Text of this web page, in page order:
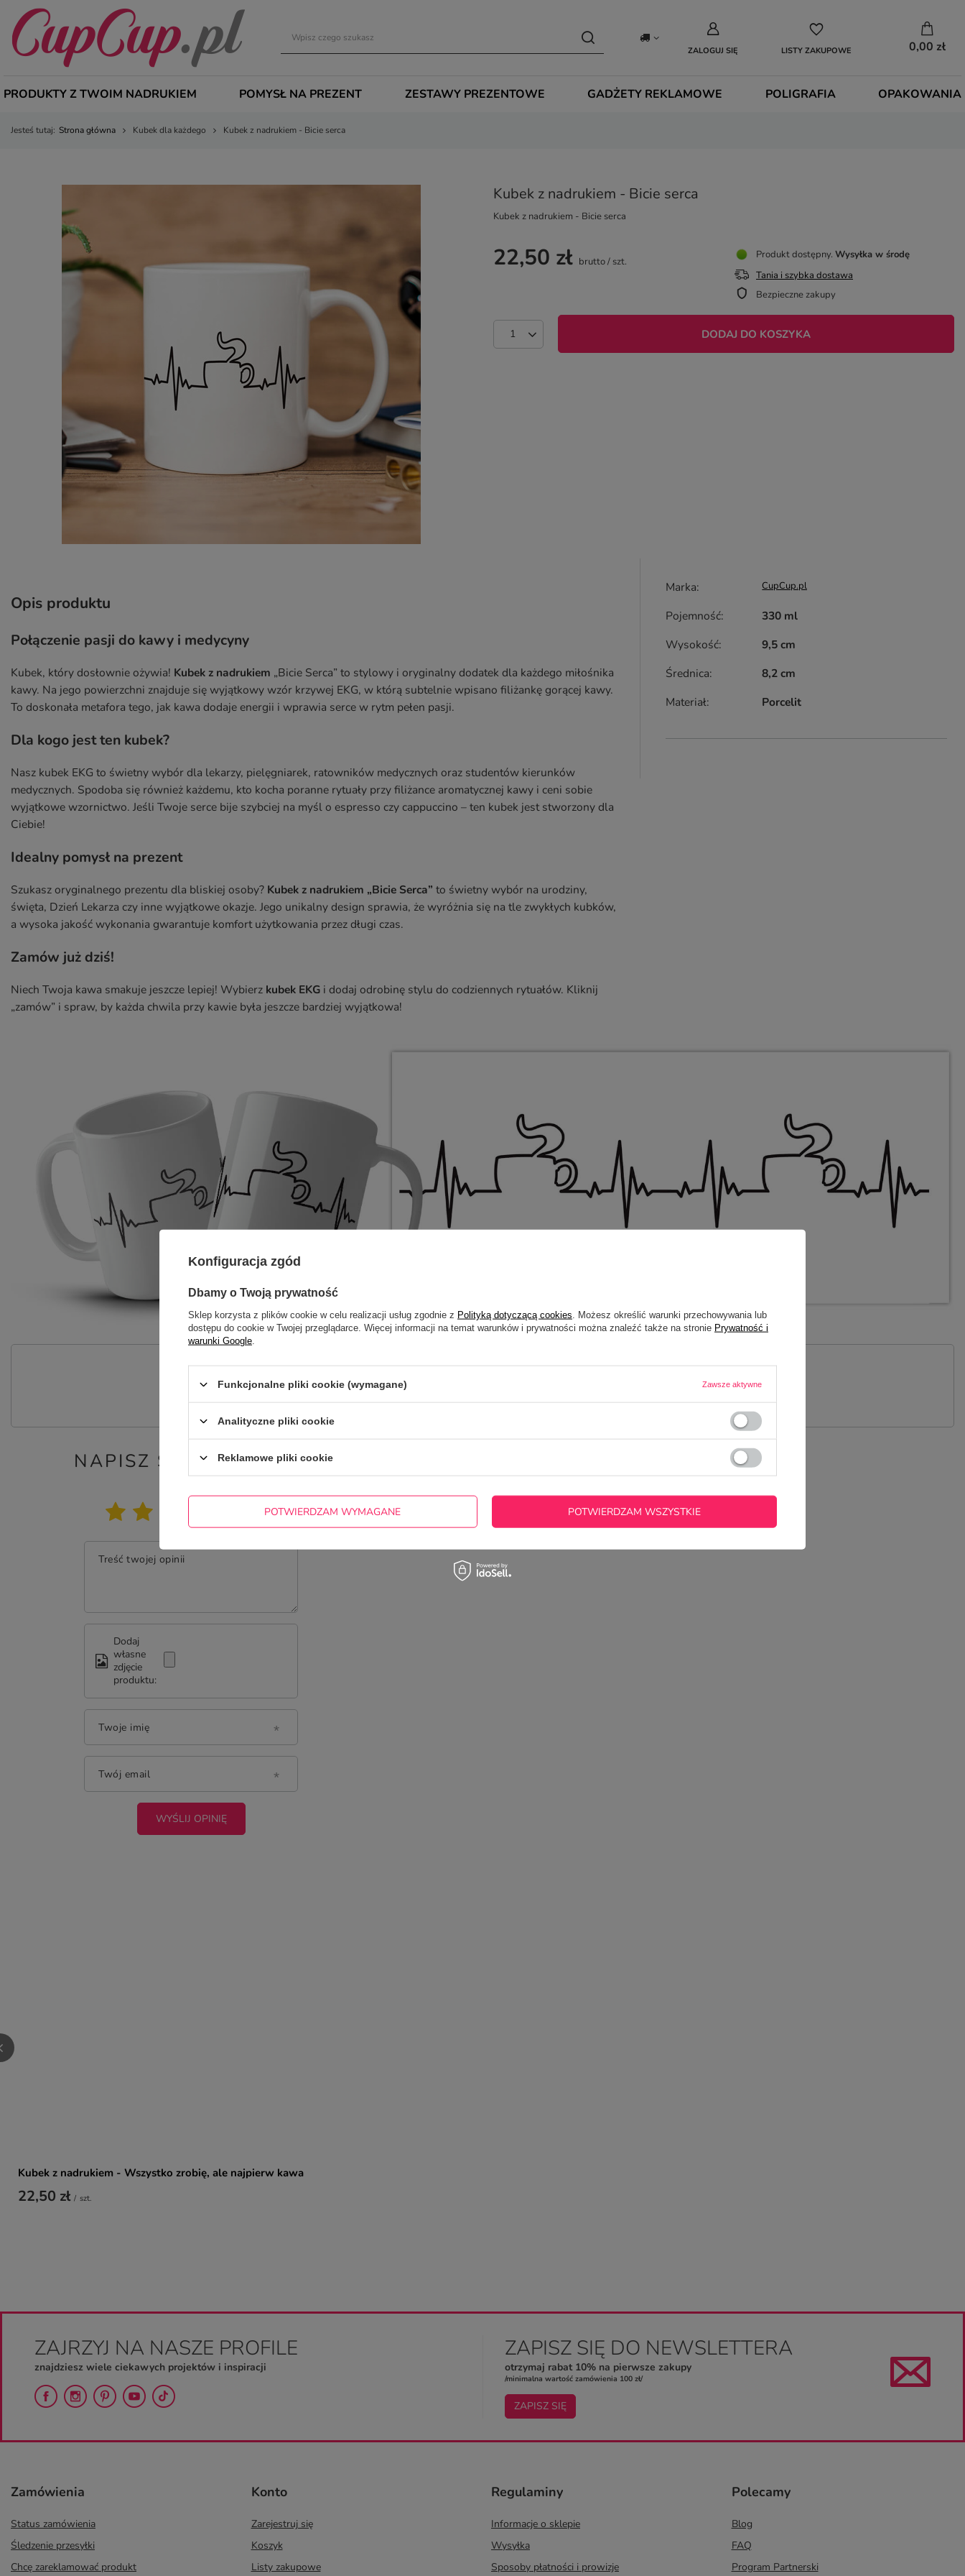
ZALOGUJ SIĘ LISTY ZAKUPOWE 0,00 zł
PRODUKTY Z TWOIM NADRUKIEM POMYSŁ NA PREZENT ZESTAWY PREZENTOWE GADŻETY REKLAMOWE POLIGRAFIA OPAKOWANIA
Jesteś tutaj: Strona główna Kubek dla każdego Kubek z nadrukiem - Bicie serca
Kubek z nadrukiem - Bicie serca
Kubek z nadrukiem - Bicie serca
22,50 zł brutto/ szt.
DODAJ DO KOSZYKA
Produkt dostępny Wysyłka w środę
Tania i szybka dostawa
Bezpieczne zakupy
Opis produktu
Połączenie pasji do kawy i medycyny
Kubek, który dosłownie ożywia! Kubek z nadrukiem „Bicie Serca” to stylowy i oryginalny dodatek dla każdego miłośnika
kawy. Na jego powierzchni znajduje się wyjątkowy wzór krzywej EKG, w którą subtelnie wpisano filiżankę gorącej kawy.
To doskonała metafora tego, jak kawa dodaje energii i wprawia serce w rytm pełen pasji.
Dla kogo jest ten kubek?
Nasz kubek EKG to świetny wybór dla lekarzy, pielęgniarek, ratowników medycznych oraz studentów kierunków
medycznych. Spodoba się również każdemu, kto kocha poranne rytuały przy filiżance aromatycznej kawy i ceni sobie
wyjątkowe wzornictwo. Jeśli Twoje serce bije szybciej na myśl o espresso czy cappuccino – ten kubek jest stworzony dla
Ciebie!
Idealny pomysł na prezent
Szukasz oryginalnego prezentu dla bliskiej osoby? Kubek z nadrukiem „Bicie Serca” to świetny wybór na urodziny,
święta, Dzień Lekarza czy inne wyjątkowe okazje. Jego unikalny design sprawia, że wyróżnia się na tle zwykłych kubków,
a wysoka jakość wykonania gwarantuje komfort użytkowania przez długi czas.
Zamów już dziś!
Niech Twoja kawa smakuje jeszcze lepiej! Wybierz kubek EKG i dodaj odrobinę stylu do codziennych rytuałów. Kliknij
„zamów” i spraw, by każda chwila przy kawie była jeszcze bardziej wyjątkowa!
Marka CupCup.pl
Pojemność
330 ml
Wysokość
9,5 cm
Średnica
8,2 cm
Materiał
Porcelit
Zadaj pytanie a my odpowiemy niezwłocznie, najciekawsze pytania i odpowiedzi publikując dla
NAPISZ SWOJĄ OPINIĘ
5/5
Treść twojej opinii
Dodaj
własne
zdjęcie
produktu:
Twoje imię
Twój email
WYŚLIJ OPINIĘ
Kubek z nadrukiem - Wszystko zrobię, ale najpierw kawa
22,50 zł / szt.
ZAJRZYJ NA NASZE PROFILE
znajdziesz wiele ciekawych projektów i inspiracji
ZAPISZ SIĘ DO NEWSLETTERA
otrzymaj rabat 10% na pierwsze zakupy
/minimalna wartość zamówienia 100 zł/
ZAPISZ SIĘ
Zamówienia
Status zamówienia
Śledzenie przesyłki
Chcę zareklamować produkt
Konto
Zarejestruj się
Koszyk
Listy zakupowe
Regulaminy
Informacje o sklepie
Wysyłka
Sposoby płatności i prowizje
Polecamy
Blog
FAQ
Program Partnerski
Konfiguracja zgód
Dbamy o Twoją prywatność
Sklep korzysta z plików cookie w celu realizacji usług zgodnie z Polityką dotyczącą cookies . Możesz określić warunki przechowywania lub
dostępu do cookie w Twojej przeglądarce. Więcej informacji na temat warunków i prywatności można znaleźć także na stronie Prywatność i
warunki Google
Funkcjonalne pliki cookie (wymagane) Zawsze aktywne
Analityczne pliki cookie
Reklamowe pliki cookie
POTWIERDZAM WYMAGANE POTWIERDZAM WSZYSTKIE